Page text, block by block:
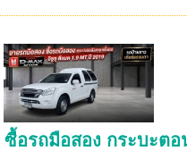
อรถมือสอง กระบะตอ